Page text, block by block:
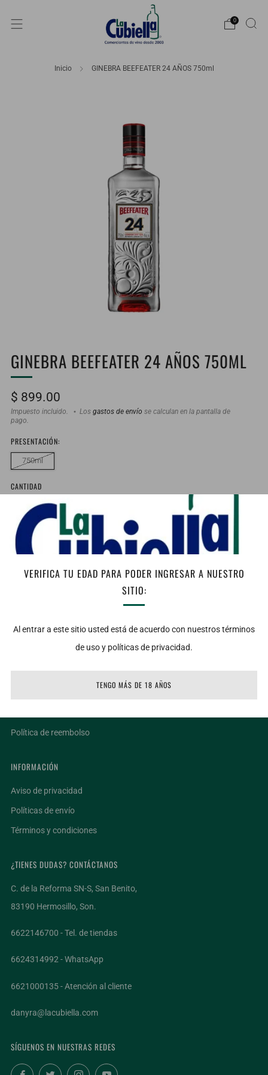
VERIFICA TU EDAD PARA PODER INGRESAR A NUESTRO
SITIO:
Al entrar a este sitio usted está de acuerdo con nuestros términos
de uso y políticas de privacidad.
TENGO MÁS DE 18 AÑOS
0
Inicio GINEBRA BEEFEATER 24 AÑOS 750ml
GINEBRA BEEFEATER 24 AÑOS 750ML
Precio
habitual
$ 899.00
Impuesto incluido. Los gastos de envío se calculan en la pantalla de
pago.
PRESENTACIÓN:
750ml
CANTIDAD
Agotado
FacebookTwitter
Ubicaciones
Política de reembolso
INFORMACIÓN
Aviso de privacidad
Políticas de envío
Términos y condiciones
¿TIENES DUDAS? CONTÁCTANOS
C. de la Reforma SN-S, San Benito,
83190 Hermosillo, Son.
6622146700 - Tel. de tiendas
6624314992 - WhatsApp
6621000135 - Atención al cliente
danyra@lacubiella.com
SÍGUENOS EN NUESTRAS REDES
FacebookTwitterInstagramYouTube